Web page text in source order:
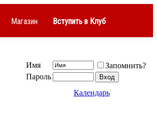
Магазин Вступить в Клуб
Имя
Запомнить?
Пароль
Календарь